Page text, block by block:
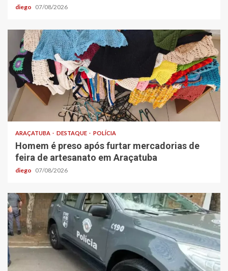
diego 07/08/2026
ARAÇATUBA DESTAQUE POLÍCIA
Homem é preso após furtar mercadorias de
feira de artesanato em Araçatuba
diego 07/08/2026